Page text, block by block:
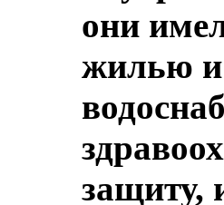
они
жилью и
защиту,